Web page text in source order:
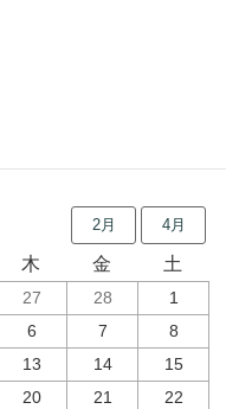
2月 4月
木 金 土
27 28
1
6 7
8
13 14
15
20 21
22